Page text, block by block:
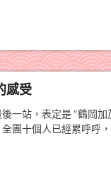
感受
一站，表定是 “鶴岡加
團十個人已經累呼呼